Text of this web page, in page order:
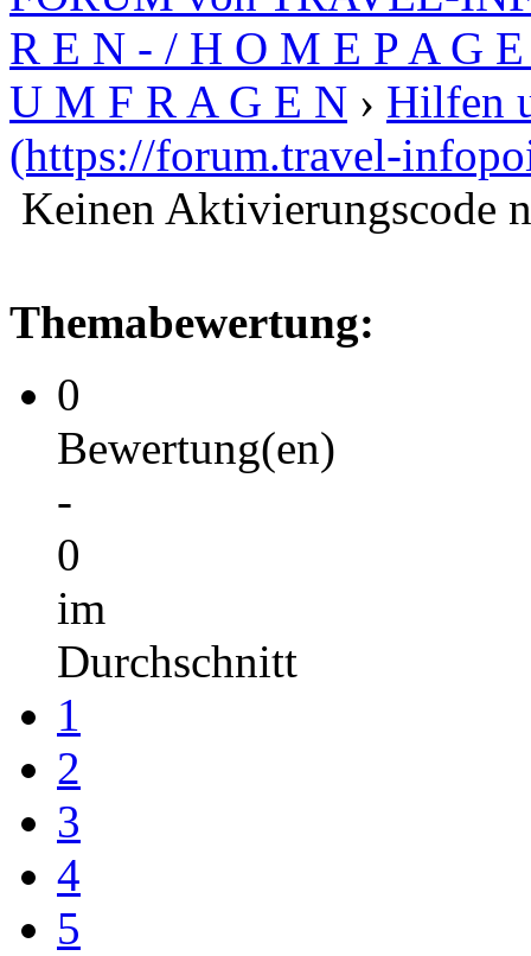
R E N - / H O M E P A G
U M F R A G E N › Hilfen
(https://forum.travel-
Keinen Aktivierungscode
Themabewertung:
0
Bewertung(en)
-
0
im
Durchschnitt
1
2
3
4
5